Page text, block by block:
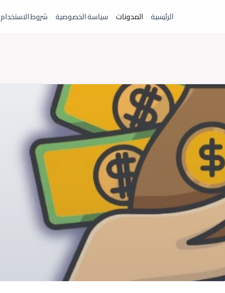
الرئيسية المدونات سياسة الخصوصية شروط الاستخدام